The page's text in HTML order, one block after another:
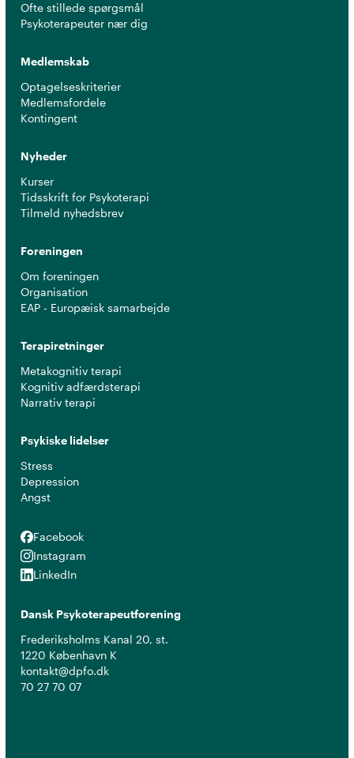
Ofte stillede spørgsmål
Psykoterapeuter nær dig
Medlemskab
Optagelseskriterier
Medlemsfordele
Kontingent
Nyheder
Kurser
Tidsskrift for Psykoterapi
Tilmeld nyhedsbrev
Foreningen
Om foreningen
Organisation
EAP - Europæisk samarbejde
Terapiretninger
Metakognitiv terapi
Kognitiv adfærdsterapi
Narrativ terapi
Psykiske lidelser
Stress
Depression
Angst
Facebook
Facebook
Instagram
Instagram
LinkedIn
LinkedIn
Dansk Psykoterapeutforening
Frederiksholms Kanal 20, st.
1220 København K
kontakt@dpfo.dk
70 27 70 07